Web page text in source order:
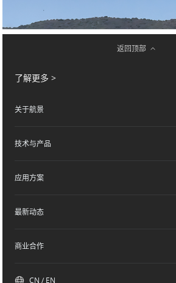
返回顶部
了解更多 >
关于航景
公司简介
技术与产品
核心技术
复合翼无人机
应用方案
森林消防系统解决方案
最新动态
航景新闻
商业合作
CN / EN